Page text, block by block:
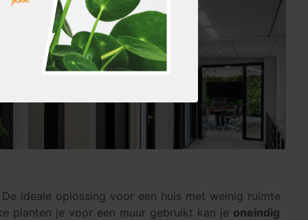
ideale oplossing voor een huis met weinig ruimte
planten je voor een muur gebruikt kan je oneindig